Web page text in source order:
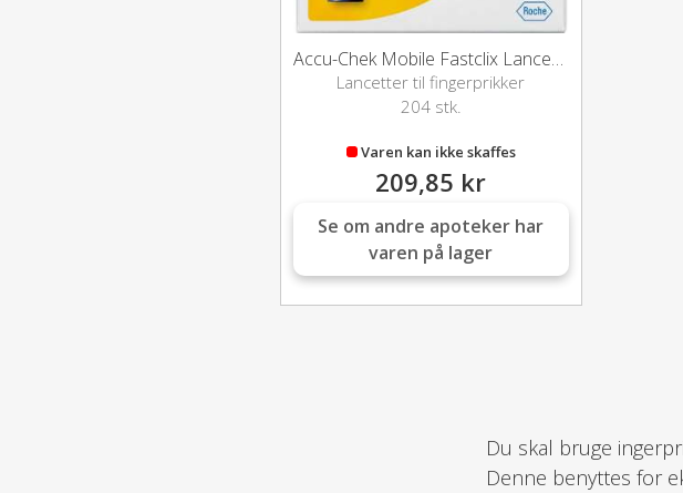
Accu-Chek Mobile Fastclix Lancetter 204 stk
Lancetter til fingerprikker
204 stk.
Varen kan ikke skaffes
209,85 kr
Se om andre apoteker har
varen på lager
Du skal bruge
Denne benyttes for